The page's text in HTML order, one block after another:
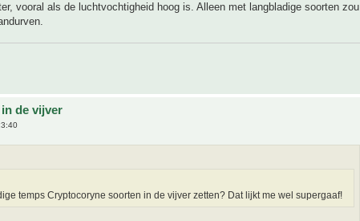
vooral als de luchtvochtigheid hoog is. Alleen met langbladige soorten zou
de vijver
temps Cryptocoryne soorten in de vijver zetten? Dat lijkt me wel supergaaf!